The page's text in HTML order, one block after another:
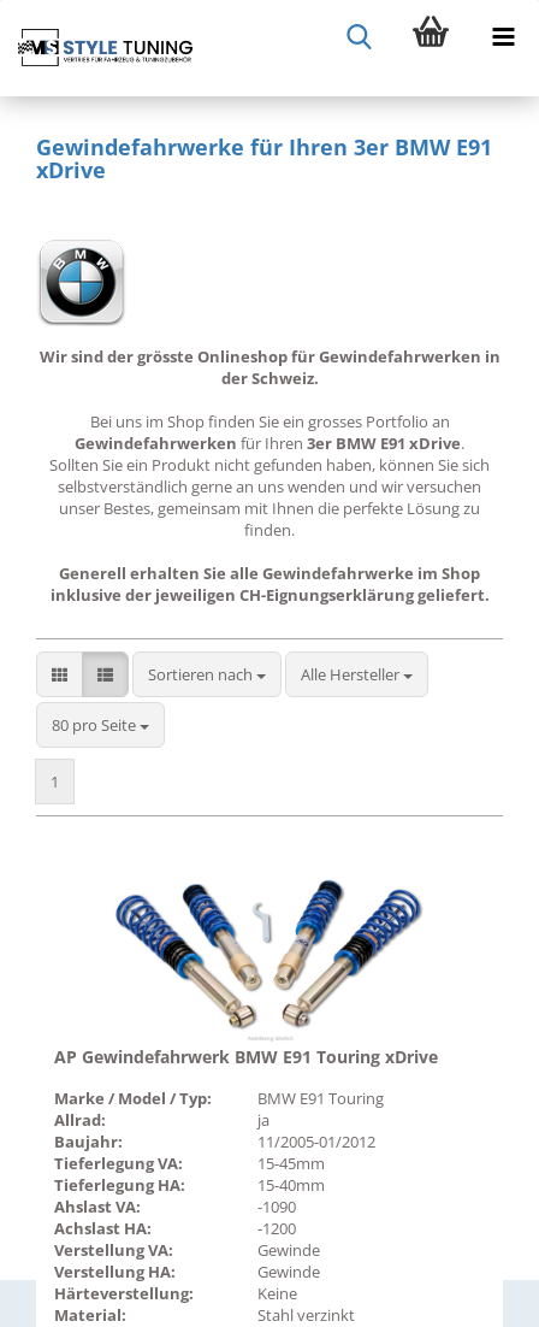
Gewindefahrwerke für Ihren 3er BMW E91
xDrive
Wir sind der grösste Onlineshop für Gewindefahrwerken in
der Schweiz.
Bei uns im Shop finden Sie ein grosses Portfolio an
Gewindefahrwerken für Ihren 3er BMW E91 xDrive.
Sollten Sie ein Produkt nicht gefunden haben, können Sie sich
selbstverständlich gerne an uns wenden und wir versuchen
unser Bestes, gemeinsam mit Ihnen die perfekte Lösung zu
finden.
Generell erhalten Sie alle Gewindefahrwerke im Shop
inklusive der jeweiligen CH-Eignungserklärung geliefert.
Sortieren nach
Sortieren nach Alle Hersteller
80 pro Seite
pro Seite
1
AP Gewindefahrwerk BMW E91 Touring xDrive
Marke / Model / Typ:
BMW E91 Touring
Allrad:
ja
Baujahr:
11/2005-01/2012
Tieferlegung VA:
15-45mm
Tieferlegung HA:
15-40mm
Ahslast VA:
-1090
Achslast HA:
-1200
Verstellung VA:
Gewinde
Verstellung HA:
Gewinde
Härteverstellung:
Keine
Material:
Stahl verzinkt